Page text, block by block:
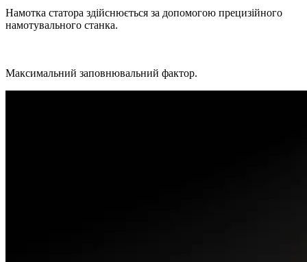
Намотка статора здійснюється за допомогою прецизійного
намотувального станка.
Максимальний заповнювальний фактор.